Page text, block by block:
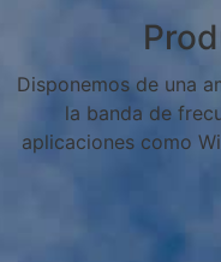
Disponemos de una
la banda de
aplicaciones como